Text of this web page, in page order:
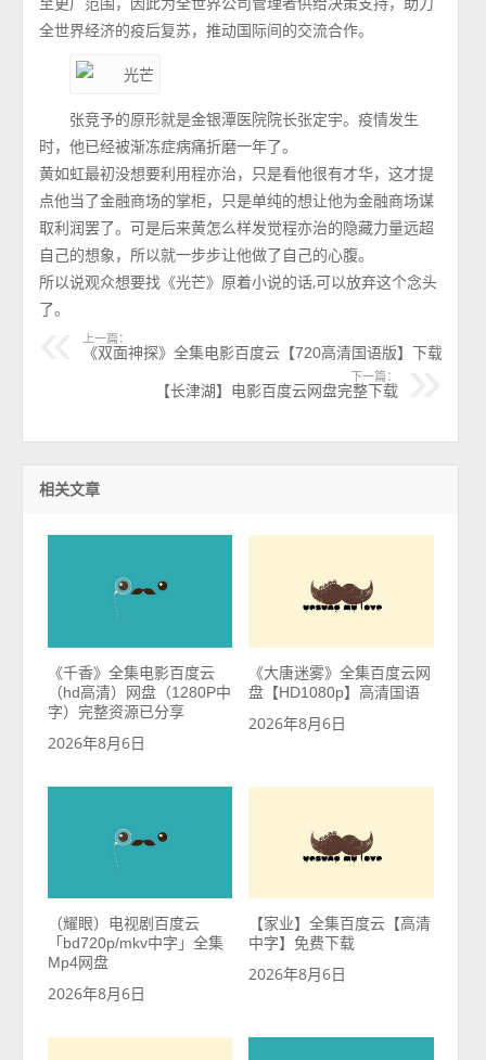
全世界经济的疫后复苏，推动国际间的交流合作。
张竞予的原形就是金银潭医院院长张定宇。疫情发生
时，他已经被渐冻症病痛折磨一年了。
黄如虹最初没想要利用程亦治，只是看他很有才华，这才提
点他当了金融商场的掌柜，只是单纯的想让他为金融商场谋
取利润罢了。可是后来黄怎么样发觉程亦治的隐藏力量远超
自己的想象，所以就一步步让他做了自己的心腹。
所以说观众想要找《光芒》原着小说的话,可以放弃这个念头
了。
上一篇：
《双面神探》全集电影百度云【720高清国语版】下载
下一篇：
【长津湖】电影百度云网盘完整下载
相关文章
《千香》全集电影百度云
（hd高清）网盘（1280P中
字）完整资源已分享
2026年8月6日
《大唐迷雾》全集百度云网
盘【HD1080p】高清国语
2026年8月6日
（耀眼）电视剧百度云
「bd720p/mkv中字」全集
Mp4网盘
2026年8月6日
【家业】全集百度云【高清
中字】免费下载
2026年8月6日